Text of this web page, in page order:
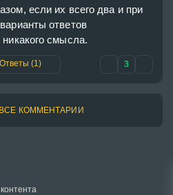
если их всего два и при
ответов
смысла.
Ответы (1) 3
КОММЕНТАРИИ